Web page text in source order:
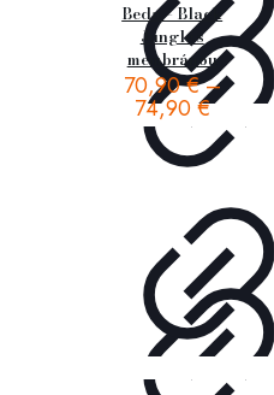
Beda – Black
Jungle s
membránou
70,90€–
74,90€